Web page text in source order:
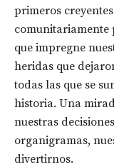
primeros
comunitariamente
que impregne
heridas que
todas las que se
historia. Una
nuestras
organigramas,
divertirnos.